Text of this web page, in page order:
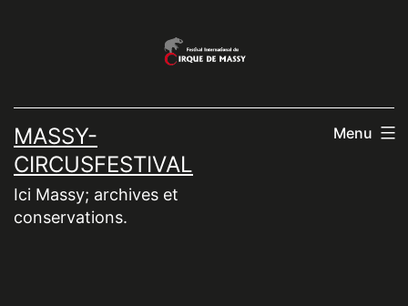
MASSY-
CIRCUSFESTIVAL
Ici Massy; archives et
conservations.
Menu